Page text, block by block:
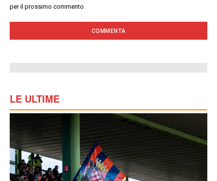
per il prossimo commento.
LE ULTIME